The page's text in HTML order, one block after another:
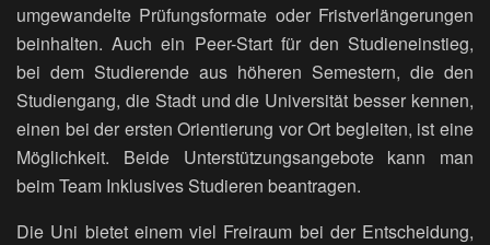
umgewandelte Prüfungsformate oder Fristverlängerungen
beinhalten. Auch ein Peer-Start für den Studieneinstieg,
bei dem Studierende aus höheren Semestern, die den
Studiengang, die Stadt und die Universität besser kennen,
einen bei der ersten Orientierung vor Ort begleiten, ist eine
Möglichkeit. Beide Unterstützungsangebote kann man
beim Team Inklusives Studieren beantragen.
Die Uni bietet einem viel Freiraum bei der Entscheidung,